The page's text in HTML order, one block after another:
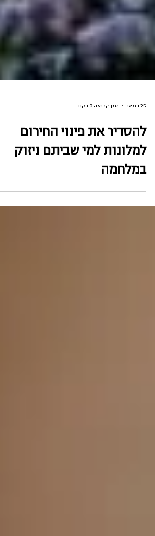
25 במאי זמן קריאה 2 דקות
להסדיר את פינוי החירום
למלונות למי שביתם ניזוק
במלחמה